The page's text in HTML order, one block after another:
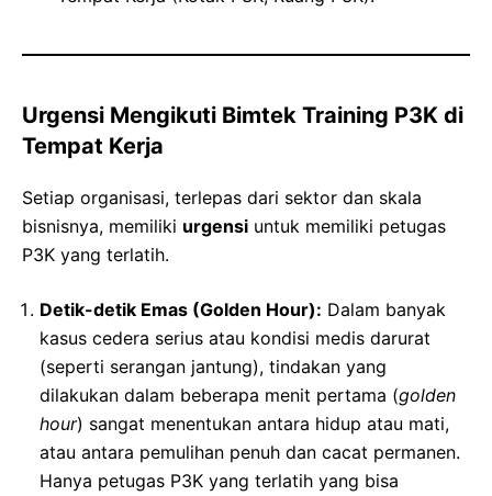
Urgensi Mengikuti Bimtek Training P3K di
Tempat Kerja
Setiap organisasi, terlepas dari sektor dan skala
bisnisnya, memiliki urgensi untuk memiliki petugas
P3K yang terlatih.
Detik-detik Emas (Golden Hour): Dalam banyak
kasus cedera serius atau kondisi medis darurat
(seperti serangan jantung), tindakan yang
dilakukan dalam beberapa menit pertama (golden
hour) sangat menentukan antara hidup atau mati,
atau antara pemulihan penuh dan cacat permanen.
Hanya petugas P3K yang terlatih yang bisa